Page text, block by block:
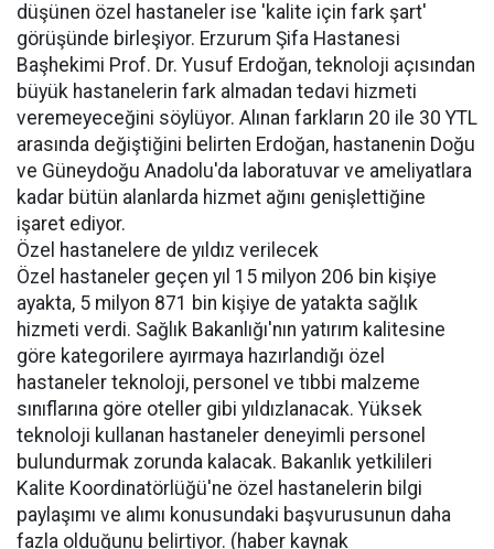
düşünen özel hastaneler ise 'kalite için fark şart'
görüşünde birleşiyor. Erzurum Şifa Hastanesi
Başhekimi Prof. Dr. Yusuf Erdoğan, teknoloji açısından
büyük hastanelerin fark almadan tedavi hizmeti
veremeyeceğini söylüyor. Alınan farkların 20 ile 30 YTL
arasında değiştiğini belirten Erdoğan, hastanenin Doğu
ve Güneydoğu Anadolu'da laboratuvar ve ameliyatlara
kadar bütün alanlarda hizmet ağını genişlettiğine
işaret ediyor.
Özel hastanelere de yıldız verilecek
Özel hastaneler geçen yıl 15 milyon 206 bin kişiye
ayakta, 5 milyon 871 bin kişiye de yatakta sağlık
hizmeti verdi. Sağlık Bakanlığı'nın yatırım kalitesine
göre kategorilere ayırmaya hazırlandığı özel
hastaneler teknoloji, personel ve tıbbi malzeme
sınıflarına göre oteller gibi yıldızlanacak. Yüksek
teknoloji kullanan hastaneler deneyimli personel
bulundurmak zorunda kalacak. Bakanlık yetkilileri
Kalite Koordinatörlüğü'ne özel hastanelerin bilgi
paylaşımı ve alımı konusundaki başvurusunun daha
fazla olduğunu belirtiyor. (haber kaynak